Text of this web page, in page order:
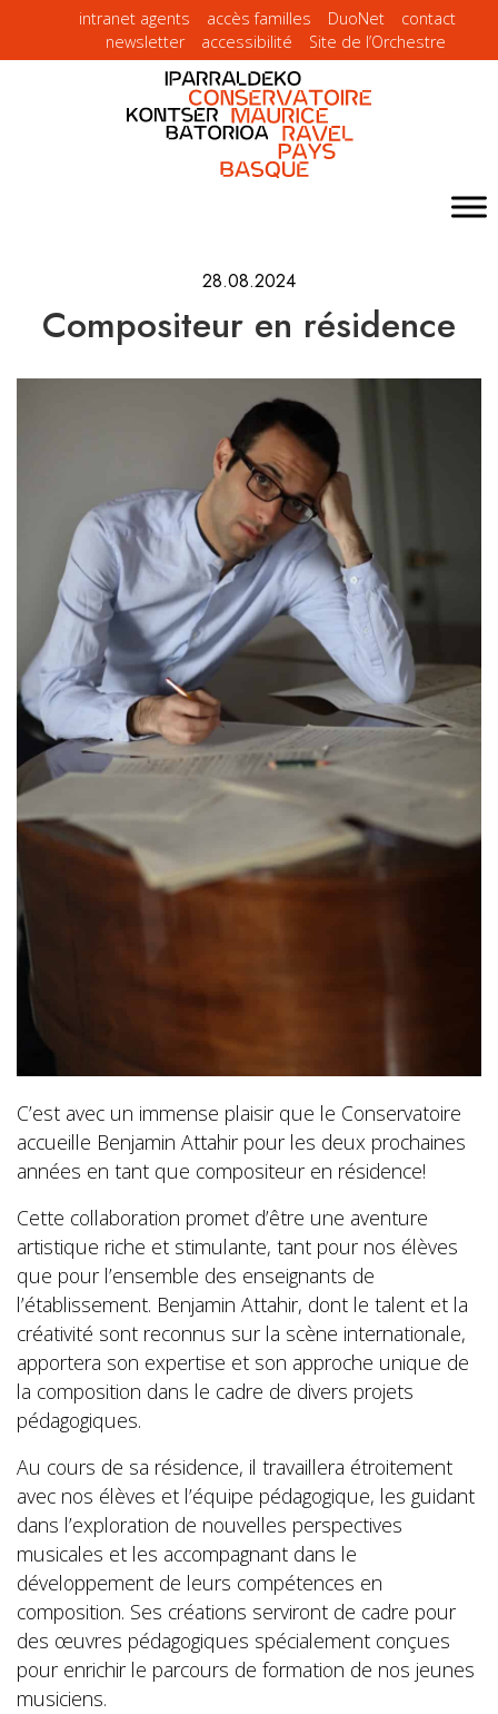
intranet agents accès familles DuoNet
contact
newsletter
accessibilité Site de l’Orchestre
28.08.2024
Compositeur en résidence
C’est avec un immense plaisir que le Conservatoire
accueille Benjamin Attahir pour les deux prochaines
années en tant que compositeur en résidence!
Cette collaboration promet d’être une aventure
artistique riche et stimulante, tant pour nos élèves
que pour l’ensemble des enseignants de
l’établissement. Benjamin Attahir, dont le talent et la
créativité sont reconnus sur la scène internationale,
apportera son expertise et son approche unique de
la composition dans le cadre de divers projets
pédagogiques.
Au cours de sa résidence, il travaillera étroitement
avec nos élèves et l’équipe pédagogique, les guidant
dans l’exploration de nouvelles perspectives
musicales et les accompagnant dans le
développement de leurs compétences en
composition. Ses créations serviront de cadre pour
des œuvres pédagogiques spécialement conçues
pour enrichir le parcours de formation de nos jeunes
musiciens.